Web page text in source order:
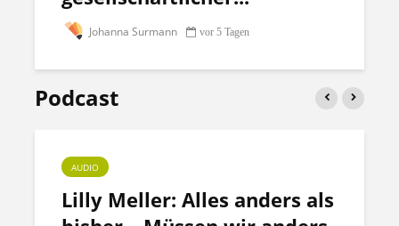
Johanna Surmann vor 5 Tagen
Podcast
AUDIO
Lilly Meller: Alles anders als